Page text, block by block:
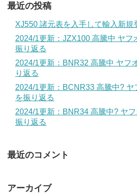
最近の投稿
XJ550 諸元表を入手して輸入新規
2024/1更新：JZX100 高騰中 ヤフ
振り返る
2024/1更新：BNR32 高騰中 ヤフ
り返る
2024/1更新：BCNR33 高騰中? ヤ
を振り返る
2024/1更新：BNR34 高騰中? ヤ
振り返る
最近のコメント
アーカイブ